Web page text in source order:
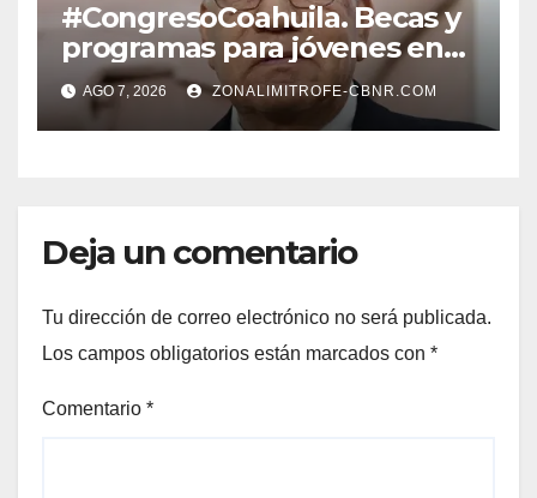
#CongresoCoahuila. Becas y
programas para jóvenes en
áreas agropecuarias, plantea
Raúl Onofre
AGO 7, 2026 ZONALIMITROFE-CBNR.COM
Deja un comentario
Tu dirección de correo electrónico no será publicada.
Los campos obligatorios están marcados con *
Comentario *